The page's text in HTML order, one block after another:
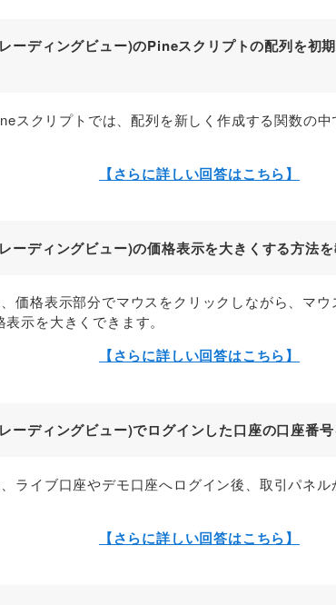
ーディングビュー)のPineスクリプトの配列を初
スクリプトでは、配列を新しく作成する関数の
【さらに詳しい回答はこちら】
ディングビュー)の価格表示を大きくする方法を
価格表示部分でマウスをクリックしながら、マ
示を大きくできます。
【さらに詳しい回答はこちら】
ーディングビュー)でログインした口座の口座番号
ライブ口座やデモ口座へログイン後、取引パネ
【さらに詳しい回答はこちら】